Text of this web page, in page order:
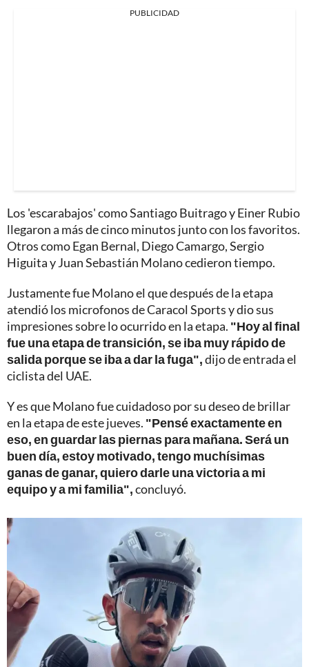
PUBLICIDAD
Los 'escarabajos' como Santiago Buitrago y Einer Rubio
llegaron a más de cinco minutos junto con los favoritos.
Otros como Egan Bernal, Diego Camargo, Sergio
Higuita y Juan Sebastián Molano cedieron tiempo.
Justamente fue Molano el que después de la etapa
atendió los microfonos de Caracol Sports y dio sus
impresiones sobre lo ocurrido en la etapa. "Hoy al final
fue una etapa de transición, se iba muy rápido de
salida porque se iba a dar la fuga",dijo de entrada el
ciclista del UAE.
Y es que Molano fue cuidadoso por su deseo de brillar
en la etapa de este jueves. "Pensé exactamente en
eso, en guardar las piernas para mañana. Será un
buen día, estoy motivado, tengo muchísimas
ganas de ganar, quiero darle una victoria a mi
equipo y a mi familia",concluyó.